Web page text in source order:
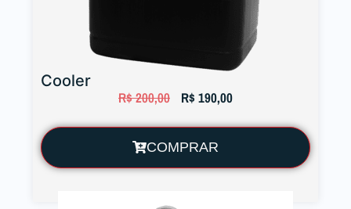
Cooler
R$200,00 R$ 190,00
COMPRAR